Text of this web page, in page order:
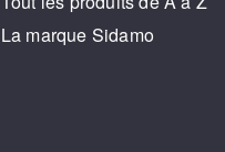
La marque Sidamo